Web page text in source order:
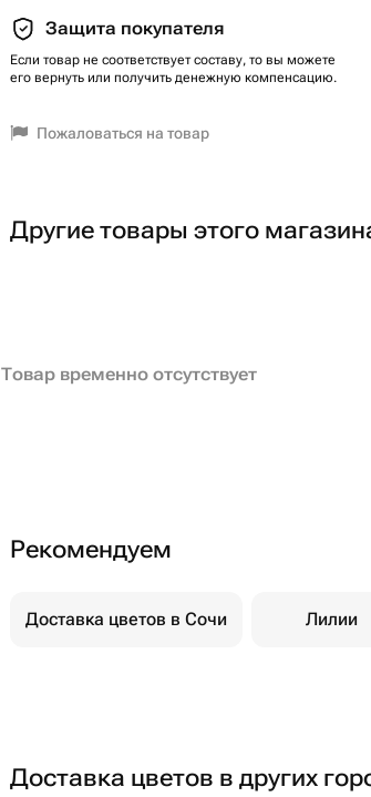
Защита покупателя
Если товар не соответствует составу, то вы можете
его вернуть или получить денежную компенсацию.
Пожаловаться на товар
Другие товары этого
Товар временно отсутствует
Рекомендуем
Доставка цветов в Сочи Лилии
Доставка цветов в других